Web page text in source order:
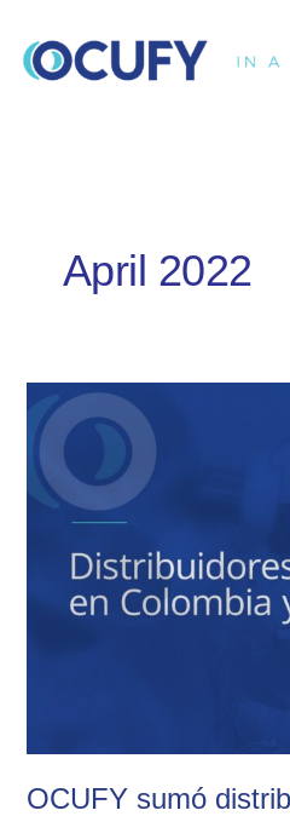
April 2022
OCUFY sumó
OCUFY
sumó
distribuidores
oficiales